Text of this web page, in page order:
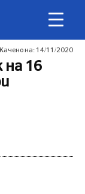
Качено на: 14/11/2020
на 16